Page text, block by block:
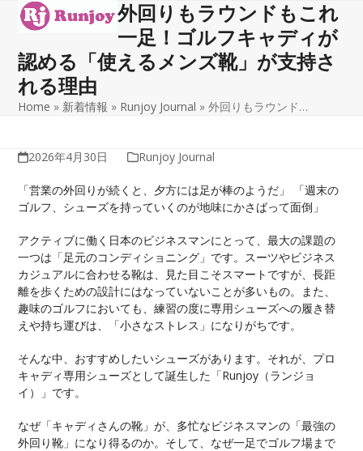
Open
mobile
menu
Close
mobile
menu
外回りもラウンドもこれ
一足！ゴルフキャディが
認める「使えるメンズ靴」が支持さ
れる理由
Home » 新着情報 » Runjoy Journal »外回りもラウンド…
2026年4月30日 Runjoy Journal
「営業の外回りが続くと、夕方には足が棒のようだ」 「週末の
ゴルフ、シューズを持っていくのが地味にかさばって面倒」
アクティブに働く日本のビジネスマンにとって、最大の課題の
一つは「足元のコンディショニング」です。スーツやビジネス
カジュアルに合わせる靴は、見た目こそスマートですが、長距
離を歩くための設計にはなっていないことが多いもの。また、
趣味のゴルフにおいても、練習の度に専用シューズへの履き替
えや持ち運びは、「小さなストレス」になりがちです。
そんな中、おすすめしたいシューズがあります。それが、プロ
キャディ専用シューズとして誕生した「Runjoy（ランジョ
イ）」です。
なぜ「キャディさんの靴」が、多忙なビジネスマンの「最強の
外回り靴」になり得るのか。そして、なぜ一足でゴルフ場まで